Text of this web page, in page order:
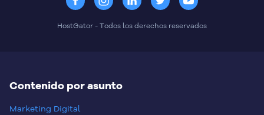
HostGator - Todos los derechos reservados
Contenido por asunto
Marketing Digital